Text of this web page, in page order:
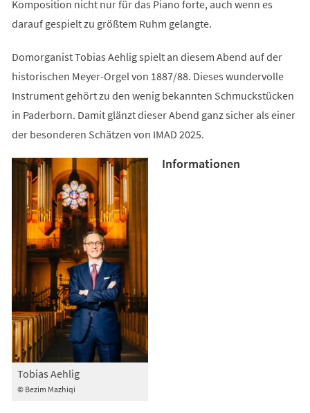
Komposition nicht nur für das Piano forte, auch wenn es
darauf gespielt zu größtem Ruhm gelangte.
Domorganist Tobias Aehlig spielt an diesem Abend auf der
historischen Meyer-Orgel von 1887/88. Dieses wundervolle
Instrument gehört zu den wenig bekannten Schmuckstücken
in Paderborn. Damit glänzt dieser Abend ganz sicher als einer
der besonderen Schätzen von IMAD 2025.
© Bezim Mazhiqi
Tobias Aehlig
Informationen